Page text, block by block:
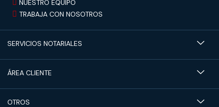
NUESTRO EQUIPO
TRABAJA CON NOSOTROS
SERVICIOS NOTARIALES
ÁREA CLIENTE
OTROS